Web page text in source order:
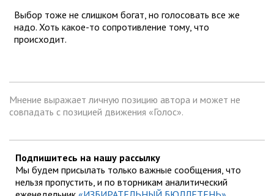
Выбор тоже не слишком богат, но голосовать все же
надо. Хоть какое-то сопротивление тому, что
происходит.
Мнение выражает личную позицию автора и может не
совпадать с позицией движения «Голос».
Подпишитесь на нашу рассылку
Мы будем присылать только важные сообщения, что
нельзя пропустить, и по вторникам аналитический